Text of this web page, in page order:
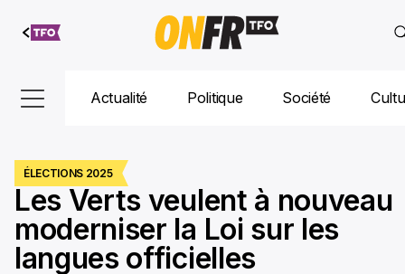
Aller au
contenu
Actualité Politique Société
ÉLECTIONS 2025
Les Verts veulent à nouveau
moderniser la Loi sur les
langues officielles